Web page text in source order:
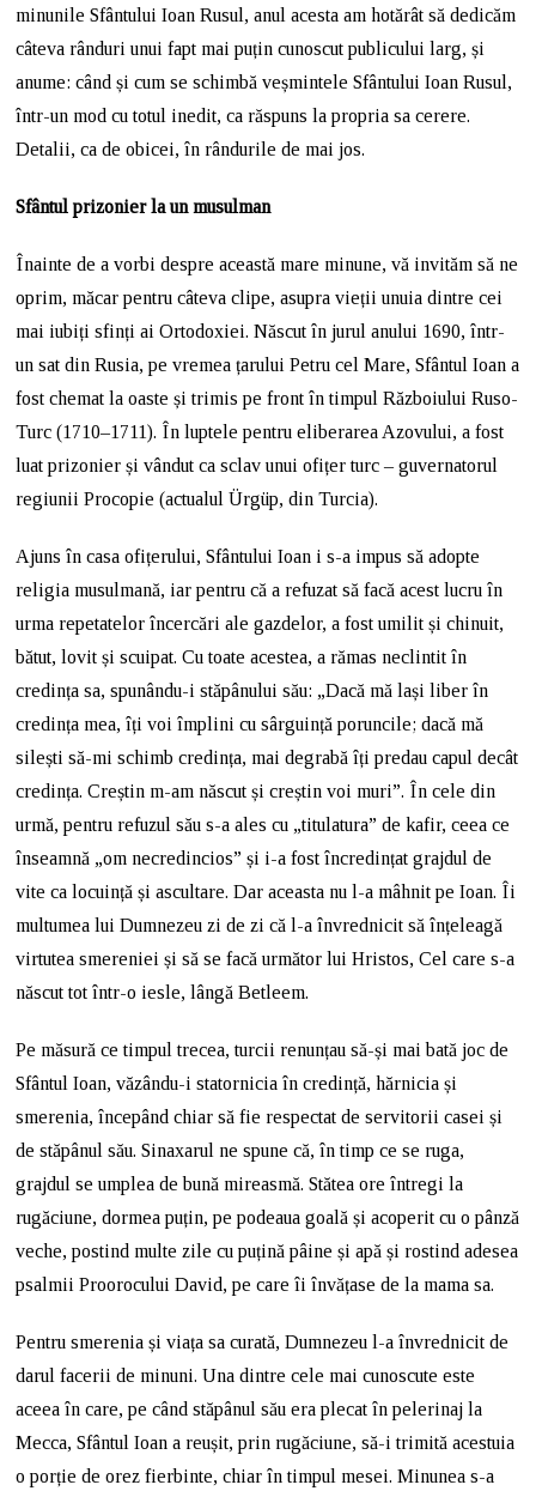
minunile Sfântului Ioan Rusul, anul acesta am hotărât să dedicăm
câteva rânduri unui fapt mai puțin cunoscut publicului larg, și
anume: când și cum se schimbă veșmintele Sfântului Ioan Rusul,
într-un mod cu totul inedit, ca răspuns la propria sa cerere.
Detalii, ca de obicei, în rândurile de mai jos.
Sfântul prizonier la un musulman
Înainte de a vorbi despre această mare minune, vă invităm să ne
oprim, măcar pentru câteva clipe, asupra vieții unuia dintre cei
mai iubiți sfinți ai Ortodoxiei. Născut în jurul anului 1690, într-
un sat din Rusia, pe vremea țarului Petru cel Mare, Sfântul Ioan a
fost chemat la oaste și trimis pe front în timpul Războiului Ruso-
Turc (1710–1711). În luptele pentru eliberarea Azovului, a fost
luat prizonier și vândut ca sclav unui ofițer turc – guvernatorul
regiunii Procopie (actualul Ürgüp, din Turcia).
Ajuns în casa ofițerului, Sfântului Ioan i s-a impus să adopte
religia musulmană, iar pentru că a refuzat să facă acest lucru în
urma repetatelor încercări ale gazdelor, a fost umilit și chinuit,
bătut, lovit și scuipat. Cu toate acestea, a rămas neclintit în
credința sa, spunându-i stăpânului său: „Dacă mă lași liber în
credința mea, îți voi împlini cu sârguință poruncile; dacă mă
silești să-mi schimb credința, mai degrabă îți predau capul decât
credința. Creștin m-am născut și creștin voi muri”. În cele din
urmă, pentru refuzul său s-a ales cu „titulatura” de kafir, ceea ce
înseamnă „om necredincios” și i-a fost încredințat grajdul de
vite ca locuință și ascultare. Dar aceasta nu l-a mâhnit pe Ioan. Îi
multumea lui Dumnezeu zi de zi că l-a învrednicit să înțeleagă
virtutea smereniei și să se facă următor lui Hristos, Cel care s-a
născut tot într-o iesle, lângă Betleem.
Pe măsură ce timpul trecea, turcii renunțau să-și mai bată joc de
Sfântul Ioan, văzându-i statornicia în credință, hărnicia și
smerenia, începând chiar să fie respectat de servitorii casei și
de stăpânul său. Sinaxarul ne spune că, în timp ce se ruga,
grajdul se umplea de bună mireasmă. Stătea ore întregi la
rugăciune, dormea puțin, pe podeaua goală și acoperit cu o pânză
veche, postind multe zile cu puțină pâine și apă și rostind adesea
psalmii Proorocului David, pe care îi învățase de la mama sa.
Pentru smerenia și viața sa curată, Dumnezeu l-a învrednicit de
darul facerii de minuni. Una dintre cele mai cunoscute este
aceea în care, pe când stăpânul său era plecat în pelerinaj la
Mecca, Sfântul Ioan a reușit, prin rugăciune, să-i trimită acestuia
o porție de orez fierbinte, chiar în timpul mesei. Minunea s-a